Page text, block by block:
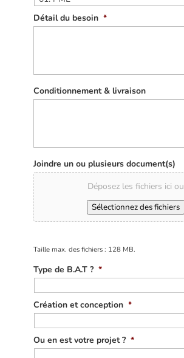
Détail du besoin *
Conditionnement & livraison
Joindre un ou plusieurs document(s)
Déposez les fichiers ici ou
Sélectionnez des fichiers
Taille max. des fichiers : 128 MB.
Type de B.A.T ? *
Création et conception *
Ou en est votre projet ? *